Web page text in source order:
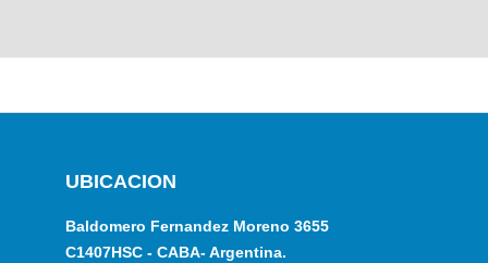
UBICACION
Baldomero Fernandez Moreno 3655
C1407HSC - CABA- Argentina.